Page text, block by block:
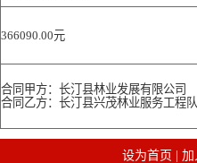
366090.00元
合同甲方：长汀县林业发展有限公司
合同乙方：长汀县兴茂林业服务工程队
设为首页 加